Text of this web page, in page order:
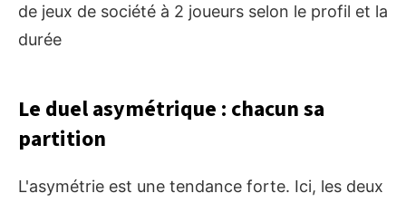
de jeux de société à 2 joueurs selon le profil et la
durée
Le duel asymétrique : chacun sa
partition
L'asymétrie est une tendance forte. Ici, les deux